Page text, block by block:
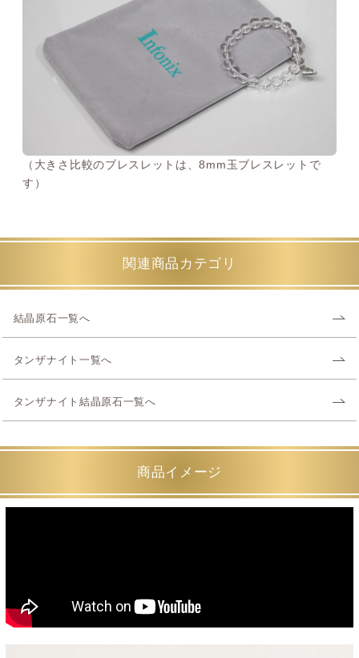
（大きさ比較のブレスレットは、8mm玉ブレスレットで
す）
関連商品カテゴリ
結晶原石一覧へ
タンザナイト一覧へ
タンザナイト結晶原石一覧へ
商品イメージ